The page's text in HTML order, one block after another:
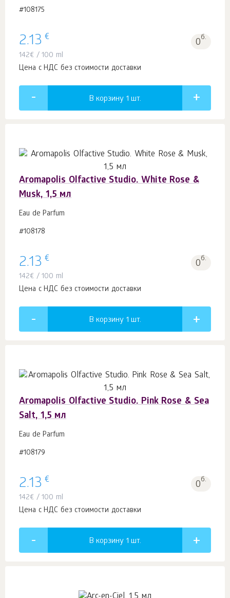
#108175
2.13 € 0б.
142€ / 100 ml
Цена с НДС без стоимости доставки
В корзину 1 шт.
Aromapolis Olfactive Studio. White Rose &
Musk, 1,5 мл
Eau de Parfum
#108178
2.13 € 0б.
142€ / 100 ml
Цена с НДС без стоимости доставки
В корзину 1 шт.
Aromapolis Olfactive Studio. Pink Rose & Sea
Salt, 1,5 мл
Eau de Parfum
#108179
2.13 € 0б.
142€ / 100 ml
Цена с НДС без стоимости доставки
В корзину 1 шт.